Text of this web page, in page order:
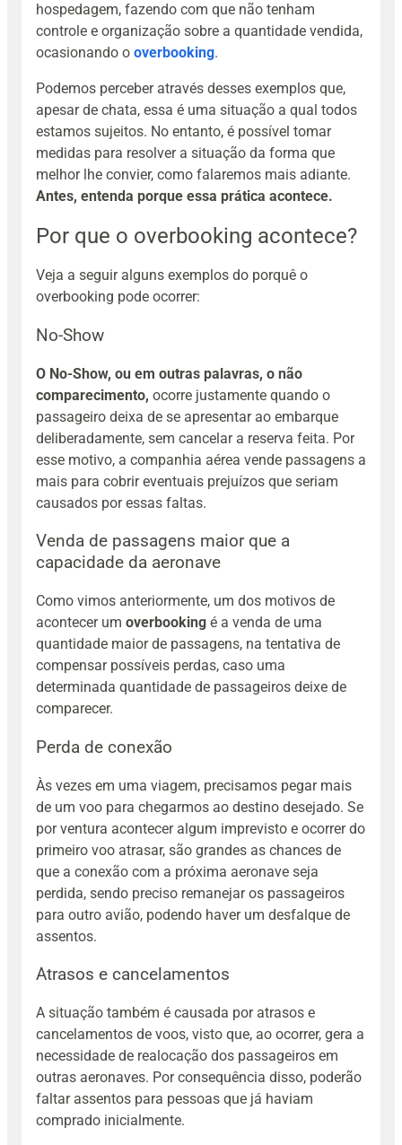
hospedagem, fazendo com que não tenham
controle e organização sobre a quantidade vendida,
ocasionando o overbooking.
Podemos perceber através desses exemplos que,
apesar de chata, essa é uma situação a qual todos
estamos sujeitos. No entanto, é possível tomar
medidas para resolver a situação da forma que
melhor lhe convier, como falaremos mais adiante.
Antes, entenda porque essa prática acontece.
Por que o overbooking acontece?
Veja a seguir alguns exemplos do porquê o
overbooking pode ocorrer:
No-Show
O No-Show, ou em outras palavras, o não
comparecimento, ocorre justamente quando o
passageiro deixa de se apresentar ao embarque
deliberadamente, sem cancelar a reserva feita. Por
esse motivo, a companhia aérea vende passagens a
mais para cobrir eventuais prejuízos que seriam
causados por essas faltas.
Venda de passagens maior que a
capacidade da aeronave
Como vimos anteriormente, um dos motivos de
acontecer um overbooking é a venda de uma
quantidade maior de passagens, na tentativa de
compensar possíveis perdas, caso uma
determinada quantidade de passageiros deixe de
comparecer.
Perda de conexão
Às vezes em uma viagem, precisamos pegar mais
de um voo para chegarmos ao destino desejado. Se
por ventura acontecer algum imprevisto e ocorrer do
primeiro voo atrasar, são grandes as chances de
que a conexão com a próxima aeronave seja
perdida, sendo preciso remanejar os passageiros
para outro avião, podendo haver um desfalque de
assentos.
Atrasos e cancelamentos
A situação também é causada por atrasos e
cancelamentos de voos, visto que, ao ocorrer, gera a
necessidade de realocação dos passageiros em
outras aeronaves. Por consequência disso, poderão
faltar assentos para pessoas que já haviam
comprado inicialmente.